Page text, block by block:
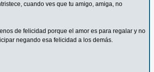
cuando ves que tu amigo, amiga, no
de felicidad porque el amor es para regalar y no
negando esa felicidad a los demás.